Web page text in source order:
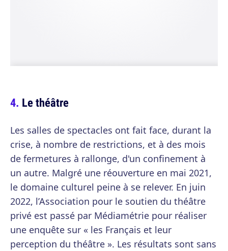
Le théâtre
Les salles de spectacles ont fait face, durant la
crise, à nombre de restrictions, et à des mois
de fermetures à rallonge, d'un confinement à
un autre. Malgré une réouverture en mai 2021,
le domaine culturel peine à se relever. En juin
2022, l’Association pour le soutien du théâtre
privé est passé par Médiamétrie pour réaliser
une enquête sur « les Français et leur
perception du théâtre ». Les résultats sont sans